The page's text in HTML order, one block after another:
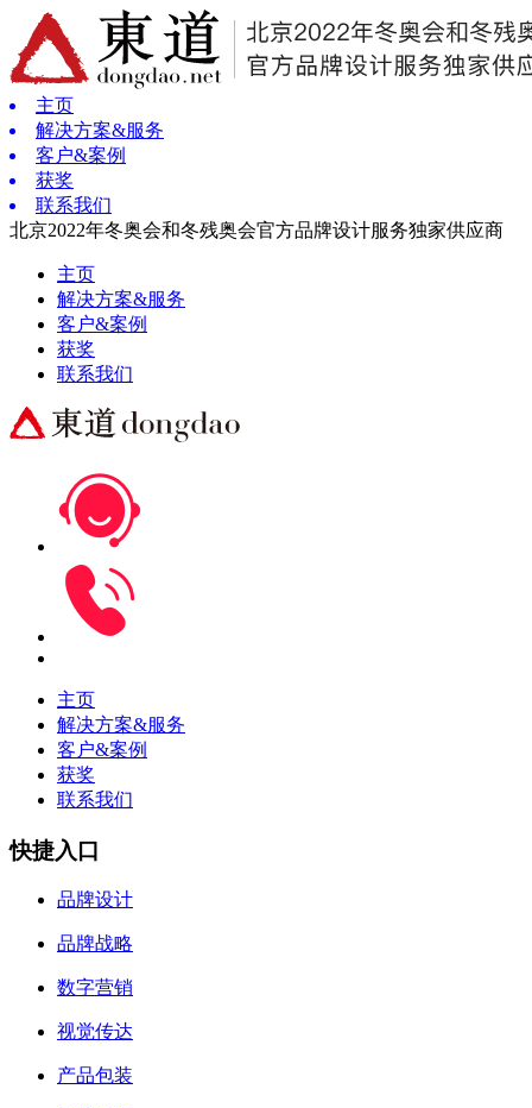
主页
解决方案&服务
客户&案例
获奖
联系我们
北京2022年冬奥会和冬残奥会官方品牌设计服务独家供应商
主页
解决方案&服务
客户&案例
获奖
联系我们
主页
解决方案&服务
客户&案例
获奖
联系我们
快捷入口
品牌设计
品牌战略
数字营销
视觉传达
产品包装